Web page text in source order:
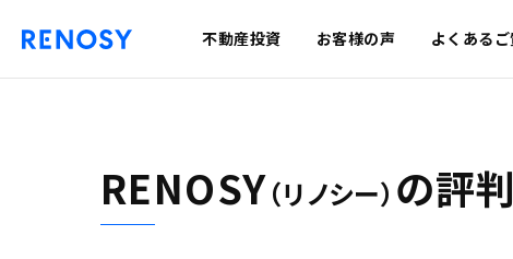
不動産投資 お客様の声 よくある
RENOSY（リノシー） の評